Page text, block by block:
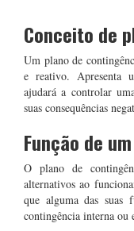
Conceito de
Um plano de
e reativo. Apresenta
ajudará a controlar
suas consequências
Função de
O plano de
alternativos ao
que alguma das suas
contingência interna ou